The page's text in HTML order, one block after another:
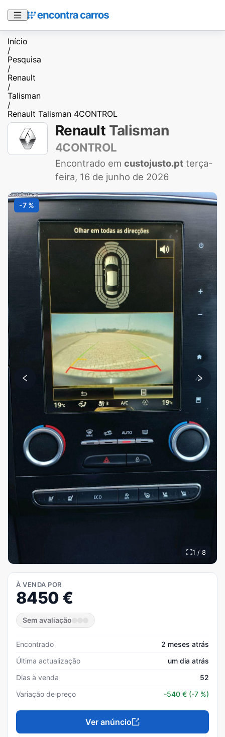
Início
/
Pesquisa
/
Renault
/
Talisman
/
Renault Talisman 4CONTROL
Renault Talisman
4CONTROL
Encontrado em custojusto.pt terça-
feira, 16 de junho de 2026
-7 %
1 / 8
À VENDA POR
8450 €
Sem avaliação
Encontrado
2 meses atrás
Última actualização
um dia atrás
Dias à venda
52
Variação de preço
-540 € (-7 %)
Ver anúncio